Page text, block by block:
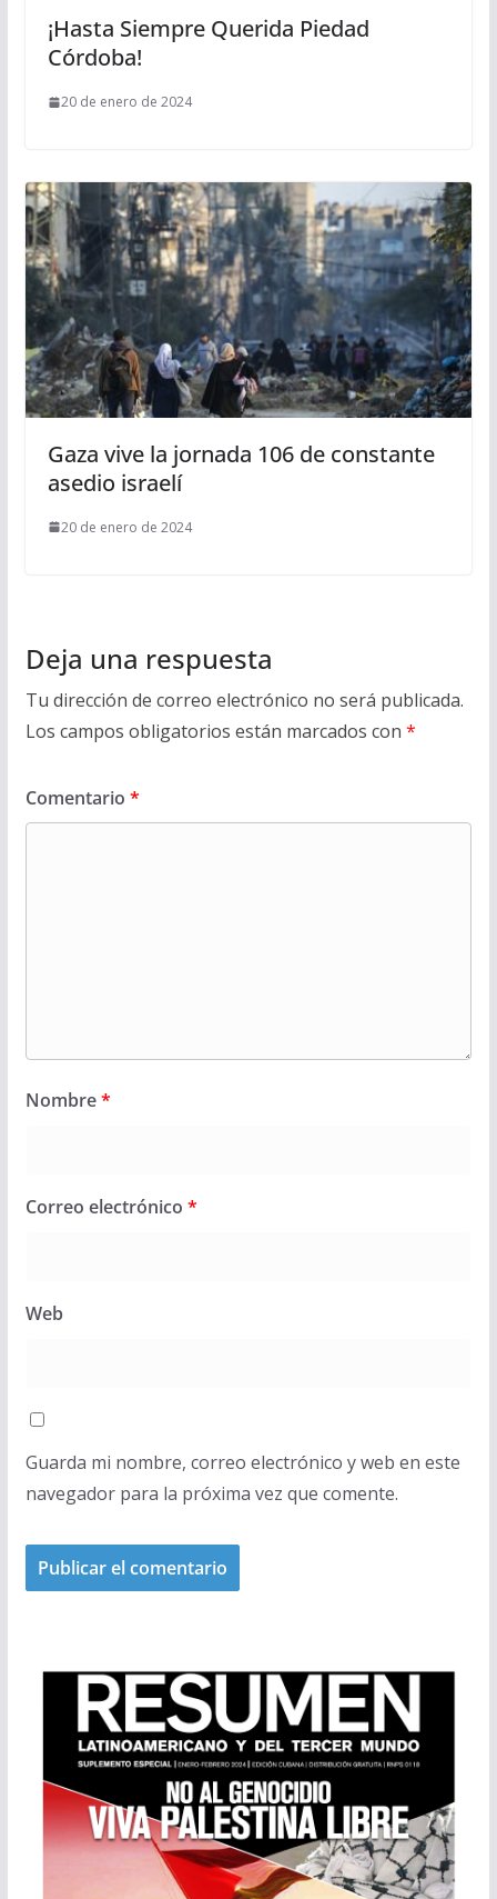
¡Hasta Siempre Querida Piedad
Córdoba!
20 de enero de 2024
Gaza vive la jornada 106 de constante
asedio israelí
20 de enero de 2024
Deja una respuesta
Tu dirección de correo electrónico no será publicada.
Los campos obligatorios están marcados con *
Comentario *
Nombre*
Correo electrónico *
Web
Guarda mi nombre, correo electrónico y web en este
navegador para la próxima vez que comente.